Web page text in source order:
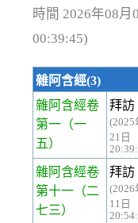
時間 2026年08月
00:39:45)
雜阿含經(3)
雜阿含經卷
第一 （一
五）
拜訪
(2025
21日
雜阿含經卷
第十一 （二
七三）
拜訪
(2026
11日